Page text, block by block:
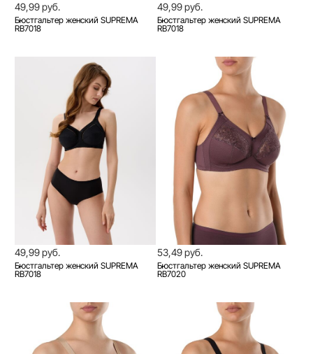
49,99 руб.
Бюстгальтер женский SUPREMA
RB7018
49,99 руб.
Бюстгальтер женский SUPREMA
RB7018
49,99 руб.
Бюстгальтер женский SUPREMA
RB7018
53,49 руб.
Бюстгальтер женский SUPREMA
RB7020